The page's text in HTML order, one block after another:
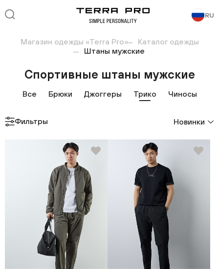
RU
Магазин одежды «Terra Pro»
Каталог одежды
Штаны мужские
Спортивные штаны мужские
Все Брюки Джоггеры Трико Чиносы
Фильтры Новинки